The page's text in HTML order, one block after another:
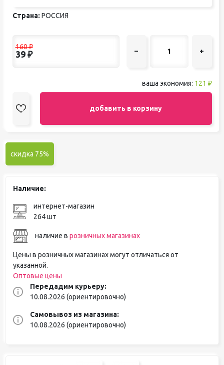
Страна: РОССИЯ
160₽
39 ₽ – +
ваша экономия: 121 ₽
добавить в корзину
скидка 75%
Наличие:
интернет-магазин
264 шт
наличие в розничных магазинах
Цены в розничных магазинах могут отличаться от
указанной.
Оптовые цены
Передадим курьеру:
10.08.2026 (ориентировочно)
Самовывоз из магазина:
10.08.2026 (ориентировочно)